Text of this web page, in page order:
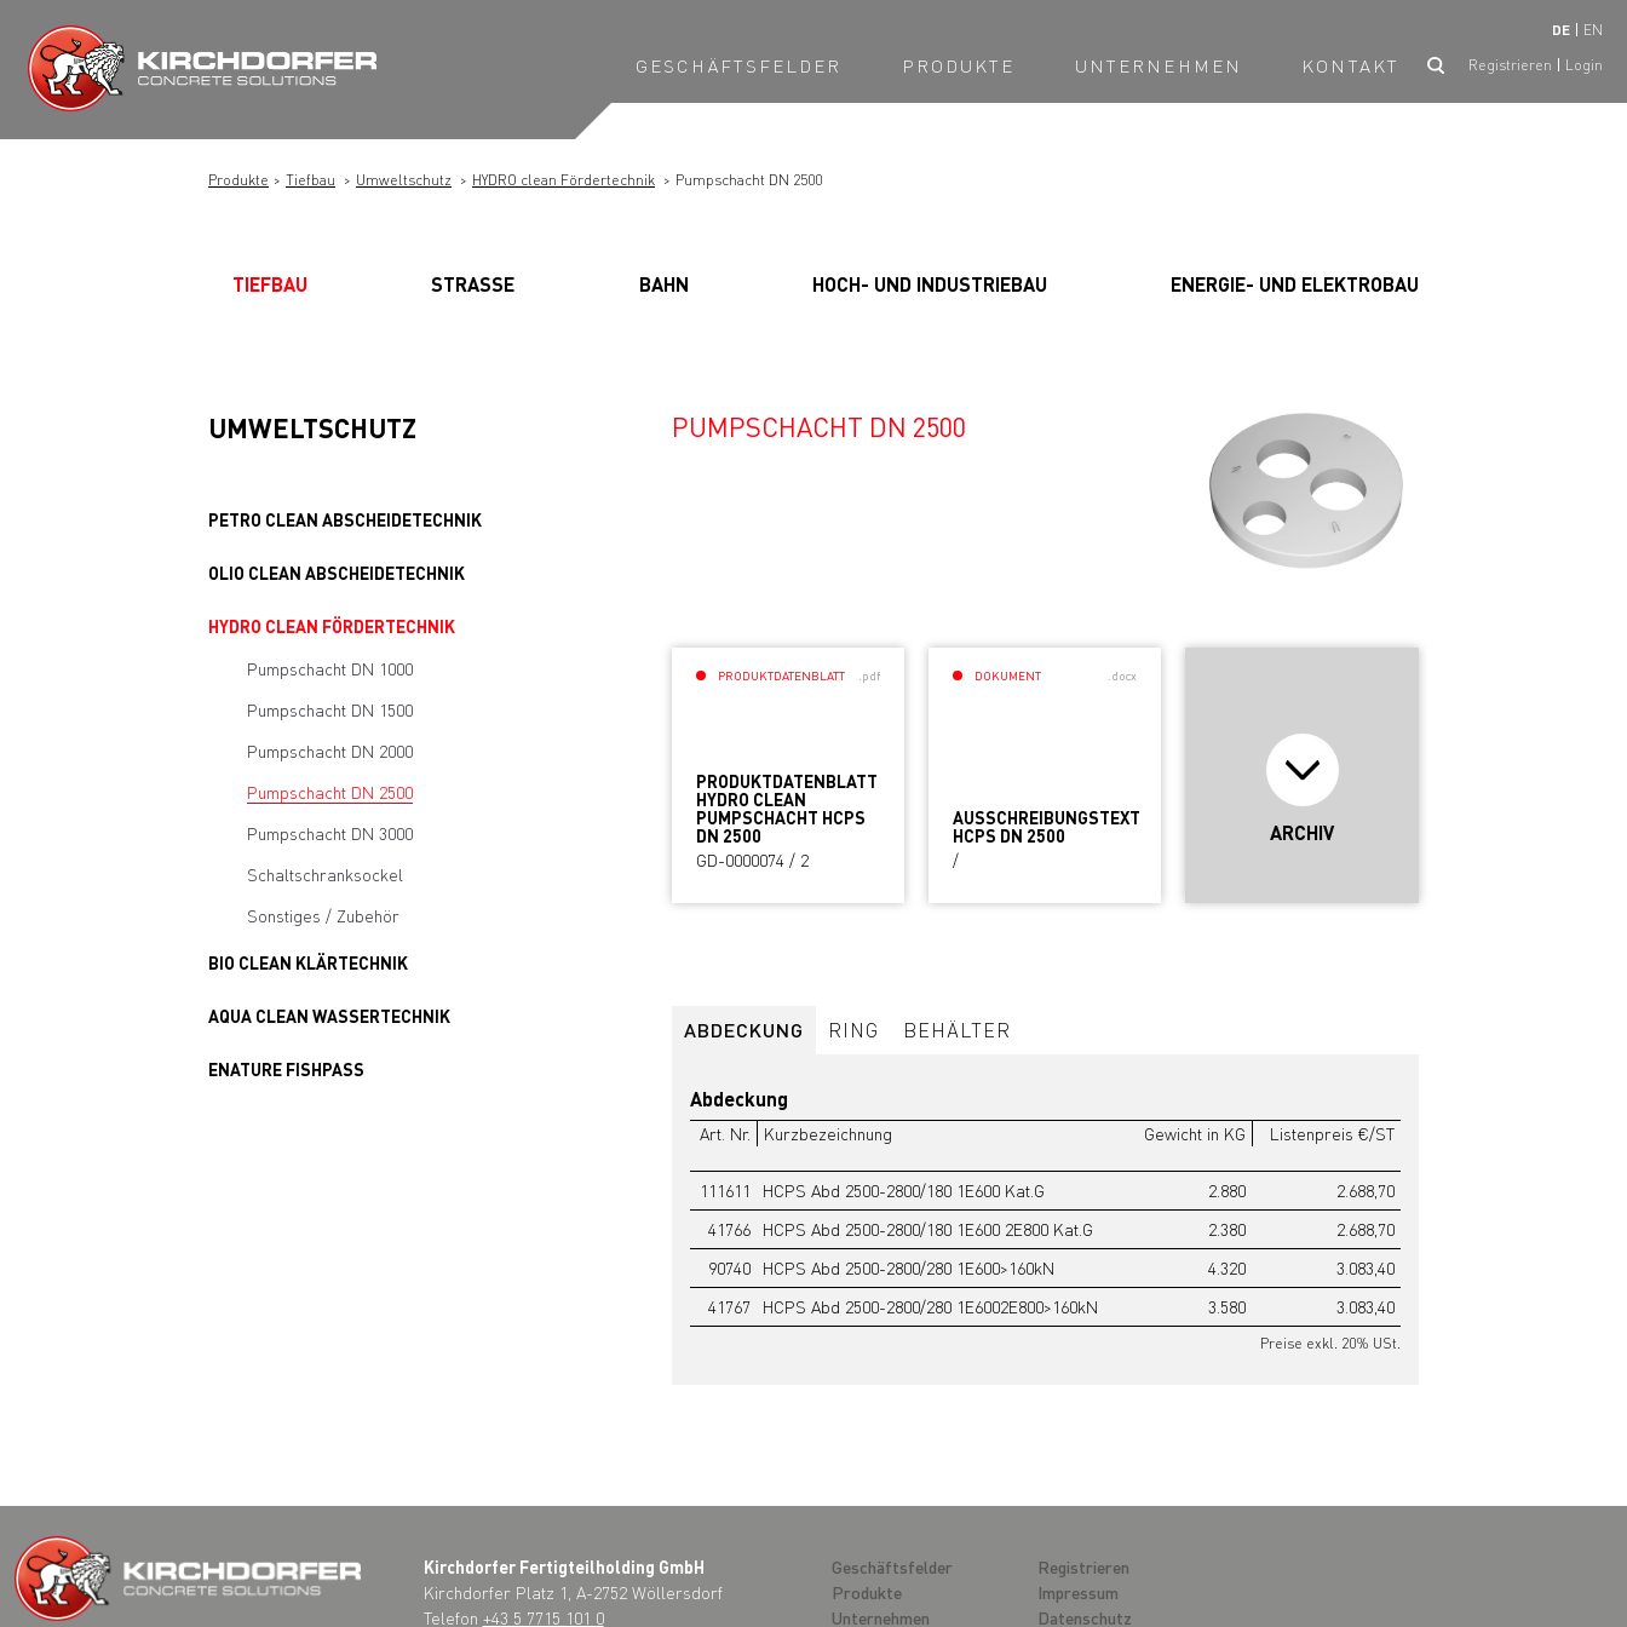
Inhalt
springen
DE EN
GESCHÄFTSFELDER PRODUKTE UNTERNEHMEN KONTAKT Registrieren Login
Produkte Tiefbau Umweltschutz HYDRO clean Fördertechnik Pumpschacht DN 2500
TIEFBAU STRASSE BAHN HOCH- UND INDUSTRIEBAU ENERGIE- UND ELEKTROBAU
UMWELTSCHUTZ
PETRO CLEAN ABSCHEIDETECHNIK
OLIO CLEAN ABSCHEIDETECHNIK
HYDRO CLEAN FÖRDERTECHNIK
Pumpschacht DN 1000
Pumpschacht DN 1500
Pumpschacht DN 2000
Pumpschacht DN 2500
Pumpschacht DN 3000
Schaltschranksockel
Sonstiges / Zubehör
BIO CLEAN KLÄRTECHNIK
AQUA CLEAN WASSERTECHNIK
ENATURE FISHPASS
PUMPSCHACHT DN 2500
ARCHIV
DOKUMENT .docx
AUSSCHREIBUNGSTEXT
HCPS DN 2500
/
PRODUKTDATENBLATT .pdf
PRODUKTDATENBLATT
HYDRO CLEAN
PUMPSCHACHT HCPS
DN 2500
GD-0000074 / 2
ABDECKUNG RING BEHÄLTER
Abdeckung
Art. Nr. Kurzbezeichnung Gewicht in KG Listenpreis €/ST
111611 HCPS Abd 2500-2800/180 1E600 Kat.G 2.880
2.688,70
41766
HCPS Abd 2500-2800/180 1E600 2E800 Kat.G 2.380
2.688,70
90740
HCPS Abd 2500-2800/280 1E600>160kN 4.320
3.083,40
41767
HCPS Abd 2500-2800/280 1E6002E800>160kN 3.580 3.083,40
Preise exkl. 20% USt.
Kirchdorfer Fertigteilholding GmbH
Kirchdorfer Platz 1, A-2752 Wöllersdorf
Telefon +43 5 7715 101 0
Geschäftsfelder
Produkte
Unternehmen
Registrieren
Impressum
Datenschutz